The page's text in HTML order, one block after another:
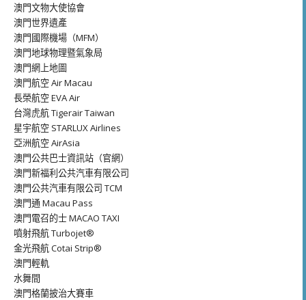
澳門文物大使協會
澳門世界遺產
澳門國際機場（MFM）
澳門地球物理暨氣象局
澳門網上地圖
澳門航空 Air Macau
長榮航空 EVA Air
台灣虎航 Tigerair Taiwan
星宇航空 STARLUX Airlines
亞洲航空 AirAsia
澳門公共巴士資訊站（官網）
澳門新福利公共汽車有限公司
澳門公共汽車有限公司 TCM
澳門通 Macau Pass
澳門電召的士 MACAO TAXI
噴射飛航 Turbojet®
金光飛航 Cotai Strip®
澳門輕軌
水舞間
澳門格蘭披治大賽車